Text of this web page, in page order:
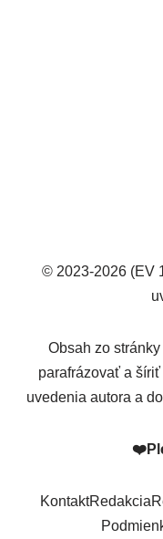
© 2023-2026 (EV
Obsah zo
parafrázovať a
uvedenia autora a
❤️
KontaktRedakcia